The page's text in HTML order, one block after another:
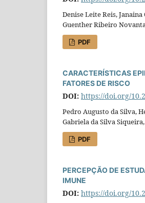
Denise Leite Reis,
Guenther Ribeiro
PDF
CARACTERÍSTICAS
FATORES DE RISCO
DOI: https://doi.org/
Pedro Augusto da Silva,
Gabriela da Silva
PDF
PERCEPÇÃO DE
IMUNE
DOI: https://doi.org/